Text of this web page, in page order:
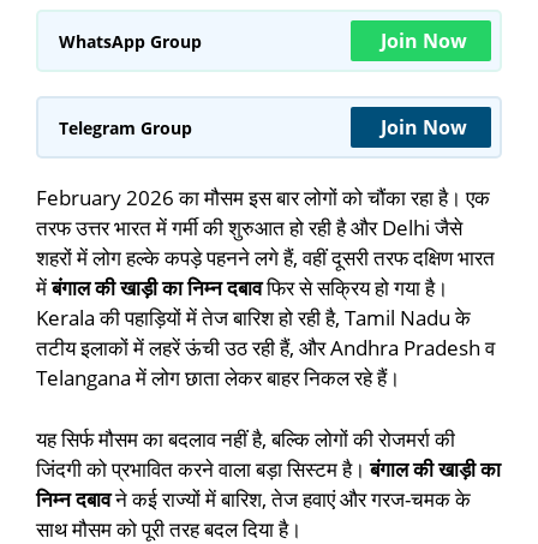
WhatsApp Group Join Now
Telegram Group Join Now
February 2026 का मौसम इस बार लोगों को चौंका रहा है। एक
तरफ उत्तर भारत में गर्मी की शुरुआत हो रही है और Delhi जैसे
शहरों में लोग हल्के कपड़े पहनने लगे हैं, वहीं दूसरी तरफ दक्षिण भारत
मेंबंगाल की खाड़ी का निम्न दबावफिर से सक्रिय हो गया है।
Kerala की पहाड़ियों में तेज बारिश हो रही है, Tamil Nadu के
तटीय इलाकों में लहरें ऊंची उठ रही हैं, और Andhra Pradesh व
Telangana में लोग छाता लेकर बाहर निकल रहे हैं।
यह सिर्फ मौसम का बदलाव नहीं है, बल्कि लोगों की रोजमर्रा की
जिंदगी को प्रभावित करने वाला बड़ा सिस्टम है।बंगाल की खाड़ी का
निम्न दबावने कई राज्यों में बारिश, तेज हवाएं और गरज-चमक के
साथ मौसम को पूरी तरह बदल दिया है।